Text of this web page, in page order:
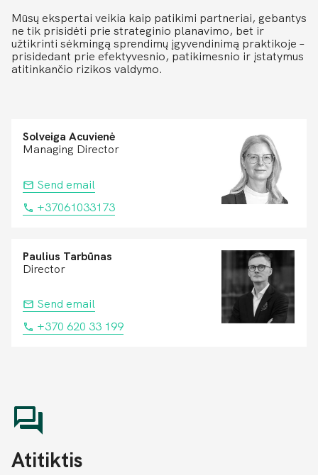
Mūsų ekspertai veikia kaip patikimi partneriai, gebantys
ne tik prisidėti prie strateginio planavimo, bet ir
užtikrinti sėkmingą sprendimų įgyvendinimą praktikoje –
prisidedant prie efektyvesnio, patikimesnio ir įstatymus
atitinkančio rizikos valdymo.
Solveiga Acuvienė
Managing Director
Send email
+37061033173
Paulius Tarbūnas
Director
Send email
+370 620 33 199
Atitiktis